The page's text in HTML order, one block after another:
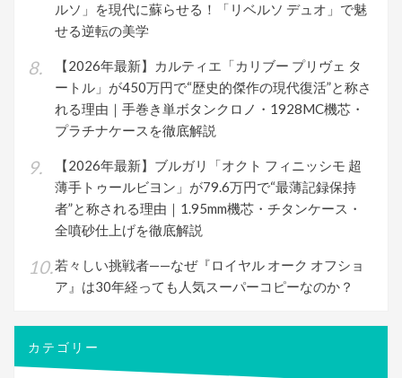
ルソ」を現代に蘇らせる！「リベルソ デュオ」で魅
せる逆転の美学
【2026年最新】カルティエ「カリブー プリヴェ タ
ートル」が450万円で“歴史的傑作の現代復活”と称さ
れる理由｜手巻き単ボタンクロノ・1928MC機芯・
プラチナケースを徹底解説
【2026年最新】ブルガリ「オクト フィニッシモ 超
薄手トゥールビヨン」が79.6万円で“最薄記録保持
者”と称される理由｜1.95mm機芯・チタンケース・
全噴砂仕上げを徹底解説
若々しい挑戦者——なぜ『ロイヤル オーク オフショ
ア』は30年経っても人気スーパーコピーなのか？
カテゴリー